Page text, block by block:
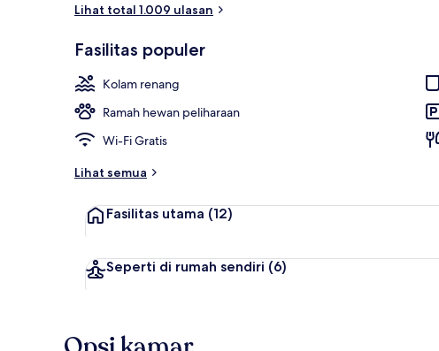
Lihat total 1.009 ulasan
Fasilitas populer
Kolam renang
Ramah hewan peliharaan
Wi-Fi Gratis
Lihat semua
Fasilitas utama (12)
Seperti di rumah sendiri (6)